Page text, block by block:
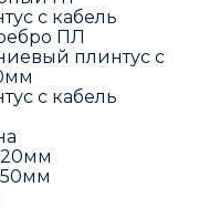
с кабель
ПЛ
плинтус с
с кабель